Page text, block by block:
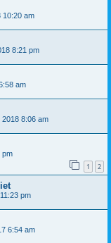
10:20 am
8:21 pm
am
8:06 am
pm
1 2
pm
6:54 am